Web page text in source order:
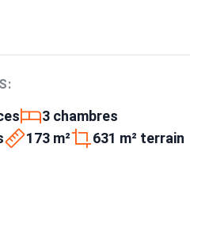
3 chambres
173 m² 631 m² terrain